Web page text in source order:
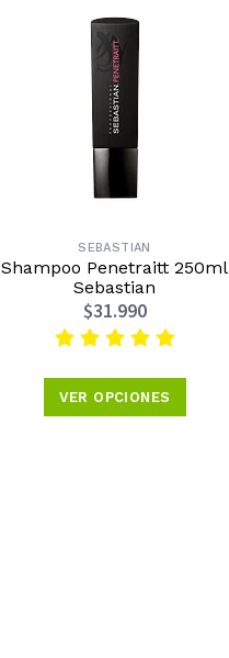
SEBASTIAN
Shampoo Penetraitt 250ml
Sebastian
$31.990
VER OPCIONES